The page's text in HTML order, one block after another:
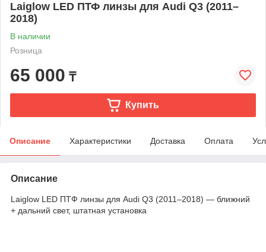
Laiglow LED ПТФ линзы для Audi Q3 (2011–
2018)
В наличии
Розница
65 000 ₸
Купить
Описание Характеристики Доставка Оплата
Описание
Laiglow LED ПТФ линзы для Audi Q3 (2011–2018) — ближний
+ дальний свет, штатная установка